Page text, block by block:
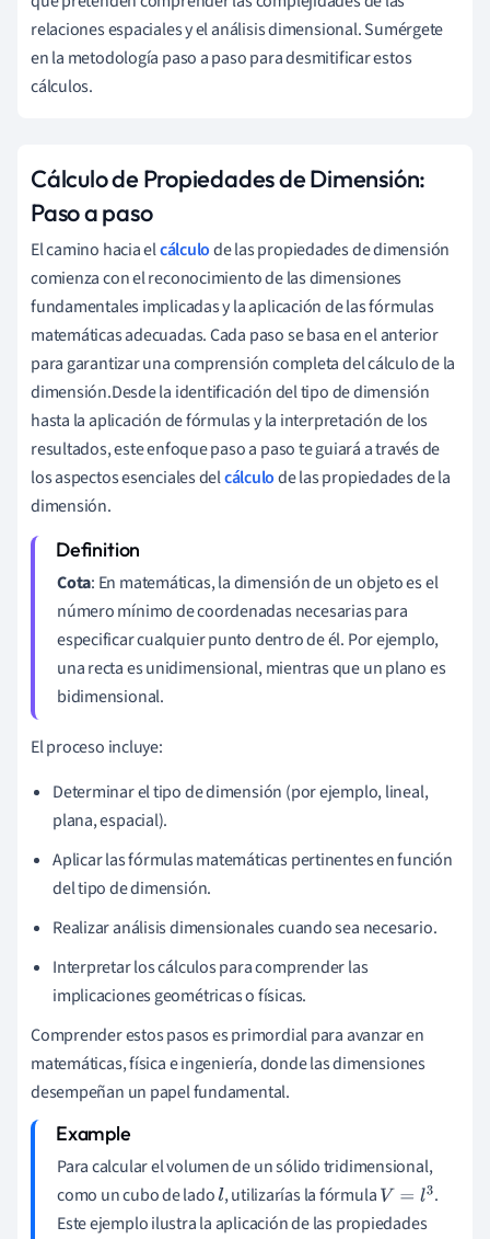
relaciones espaciales y el análisis dimensional. Sumérgete
en la metodología paso a paso para desmitificar estos
cálculos.
Cálculo de Propiedades de Dimensión:
Paso a paso
El camino hacia elcálculode las propiedades de dimensión
comienza con el reconocimiento de las dimensiones
fundamentales implicadas y la aplicación de las fórmulas
matemáticas adecuadas. Cada paso se basa en el anterior
para garantizar una comprensión completa del cálculo de la
dimensión.Desde la identificación del tipo de dimensión
hasta la aplicación de fórmulas y la interpretación de los
resultados, este enfoque paso a paso te guiará a través de
los aspectos esenciales delcálculode las propiedades de la
dimensión.
Cota: En matemáticas, la dimensión de un objeto es el
número mínimo de coordenadas necesarias para
especificar cualquier punto dentro de él. Por ejemplo,
una recta es unidimensional, mientras que un plano es
bidimensional.
El proceso incluye:
Determinar el tipo de dimensión (por ejemplo, lineal,
plana, espacial).
Aplicar las fórmulas matemáticas pertinentes en función
del tipo de dimensión.
Realizar análisis dimensionales cuando sea necesario.
Interpretar los cálculos para comprender las
implicaciones geométricas o físicas.
Comprender estos pasos es primordial para avanzar en
matemáticas, física e ingeniería, donde las dimensiones
desempeñan un papel fundamental.
Para calcular el volumen de un sólido tridimensional,
como un cubo de ladol, utilizarías la fórmula V= l3
.
Este ejemplo ilustra la aplicación de las propiedades